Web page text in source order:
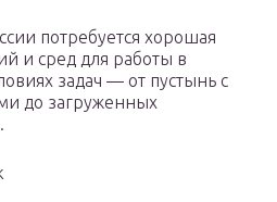
потребуется хорошая
и сред для работы в
задач — от пустынь с
до загруженных